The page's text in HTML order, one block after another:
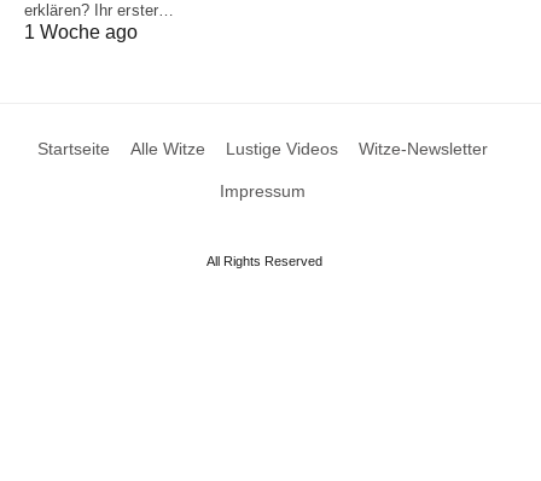
erklären? Ihr erster…
1 Woche ago
Startseite Alle Witze Lustige Videos Witze-Newsletter
Impressum
All Rights Reserved